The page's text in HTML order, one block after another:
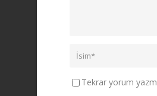
Tekrar yorum